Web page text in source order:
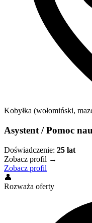
Kobyłka (wołomiński,
Asystent / Pomoc
Doświadczenie: 25 lat
Zobacz profil →
Zobacz profil
👤
Rozważa oferty